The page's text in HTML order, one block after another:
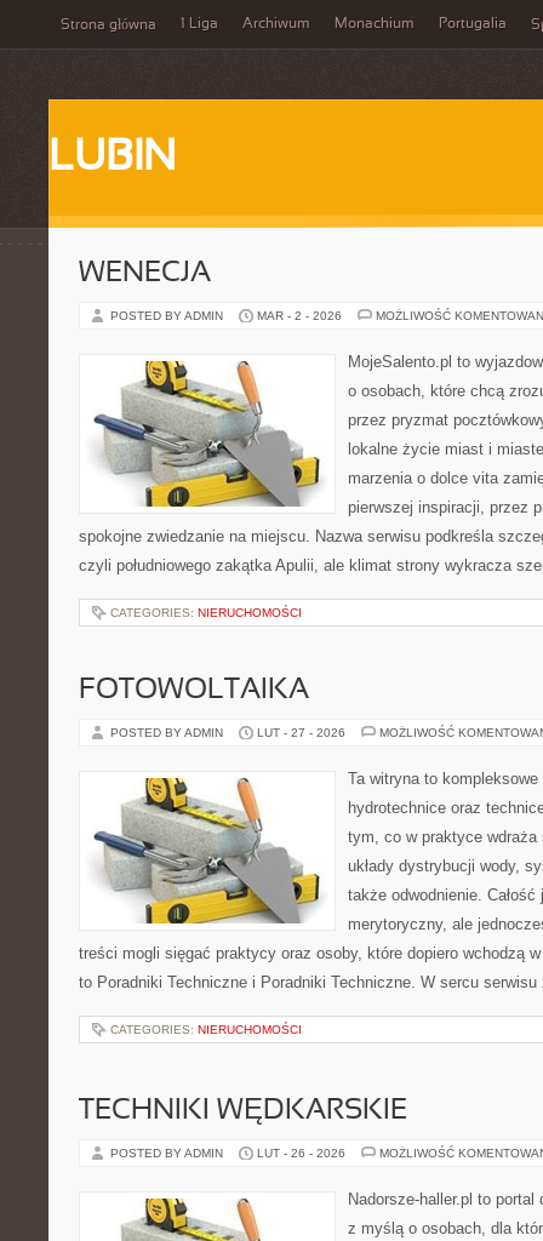
Strona główna 1 Liga Archiwum Monachium Portugalia
LUBIN
WENECJA
POSTED BY ADMIN MAR - 2 - 2026 MOŻLIWOŚĆ
MojeSalento.pl to
o osobach, które chcą
przez pryzmat
lokalne życie miast i
marzenia o dolce vita
pierwszej inspiracji, przez
spokojne zwiedzanie na miejscu. Nazwa serwisu podkreśla
czyli południowego zakątka Apulii, ale klimat strony wykracza
CATEGORIES: NIERUCHOMOŚCI
FOTOWOLTAIKA
POSTED BY ADMIN LUT - 27 - 2026 MOŻLIWOŚĆ
Ta witryna to
hydrotechnice oraz
tym, co w praktyce
układy dystrybucji wody,
także odwodnienie.
merytoryczny, ale
treści mogli sięgać praktycy oraz osoby, które dopiero wchodzą
to Poradniki Techniczne i Poradniki Techniczne. W sercu
CATEGORIES: NIERUCHOMOŚCI
TECHNIKI WĘDKARSKIE
POSTED BY ADMIN LUT - 26 - 2026 MOŻLIWOŚĆ
Nadorsze-haller.pl to portal
z myślą o osobach, dla